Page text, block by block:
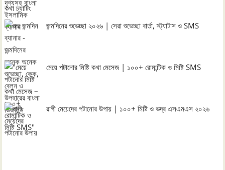
জন্মদিনের শুভেচ্ছা ২০২৬ | সেরা শুভেচ্ছা বার্তা, স্ট্যাটাস ও SMS
মেয়ে পটানোর মিষ্টি কথা মেসেজ | ১০০+ রোমান্টিক ও মিষ্টি SMS
রাগী মেয়েদের পটানোর উপায় | ১০০+ মিষ্টি ও ভদ্র এসএমএস ২০২৬